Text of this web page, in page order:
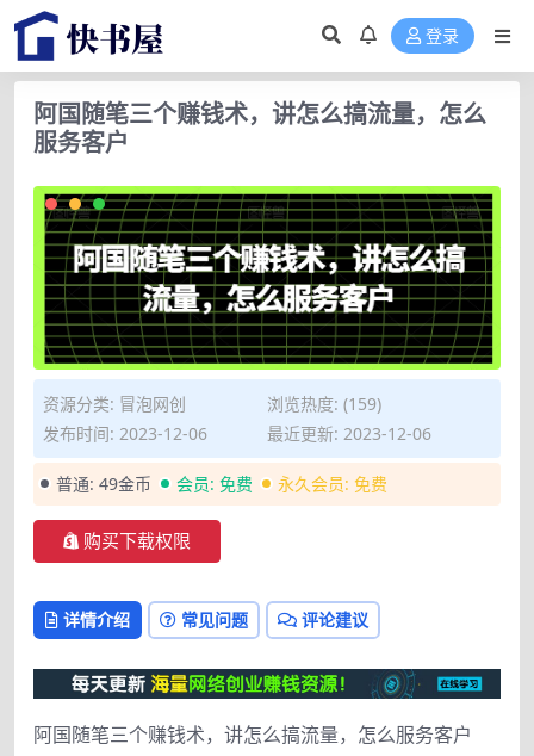
登录
阿国随笔三个赚钱术，讲怎么搞流量，怎么
服务客户
资源分类: 冒泡网创
浏览热度: (159)
发布时间: 2023-12-06
最近更新: 2023-12-06
普通: 49金币 会员: 免费 永久会员: 免费
购买下载权限
详情介绍 常见问题 评论建议
阿国随笔三个赚钱术，讲怎么搞流量，怎么服务客户